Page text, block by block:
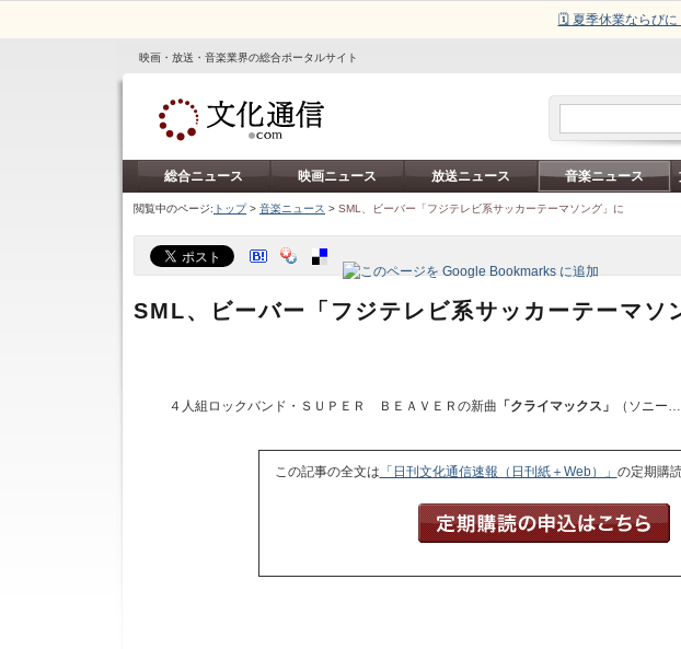
🗓️ 夏季休業ならび
映画・放送・音楽業界の総合ポータルサイト
総合ニュース 映画ニュース 放送ニュース 音楽ニュース
閲覧中のページ: トップ> 音楽ニュース > SML、ビーバー「フジテレビ系サッカーテーマソング」に
SML、ビーバー「フジテレビ系サッカーテーマソ
４人組ロックバンド・ＳＵＰＥＲ ＢＥＡＶＥＲの新曲 「クライマックス」 （ソニー
この記事の全文は 「日刊文化通信速報（日刊紙＋Web）」 の定期購